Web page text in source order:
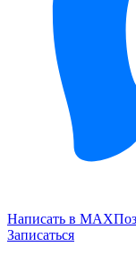
Написать в MAX
Записаться